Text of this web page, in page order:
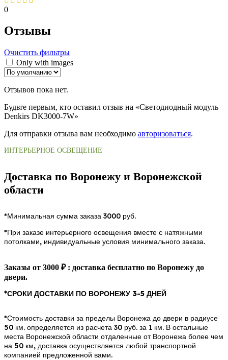
0
Отзывы
Очистить фильтры
Only with images
Отзывов пока нет.
Будьте первым, кто оставил отзыв на «Светодиодный модуль
Denkirs DK3000-7W»
Для отправки отзыва вам необходимо авторизоваться.
ИНТЕРЬЕРНОЕ ОСВЕЩЕНИЕ
Доставка по Воронежу и Воронежской
области
*Минимальная сумма заказа 3000 руб.
*При заказе интерьерного освещения вместе с натяжными
потолками, индивидуальные условия минимального заказа.
Заказы от 3000 ₽ : доставка бесплатно по Воронежу до
двери.
*СРОКИ ДОСТАВКИ ПО ВОРОНЕЖУ 3-5 ДНЕЙ
*Стоимость доставки за пределы Воронежа до двери в радиусе
50 км. определяется из расчета 30 руб. за 1 км. В остальные
места Воронежской области отдаленные от Воронежа более чем
на 50 км, доставка осуществляется любой транспортной
компанией предложенной вами.